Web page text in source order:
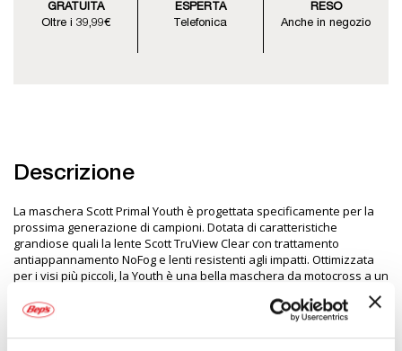
GRATUITA
Oltre i 39,99€
ESPERTA
Telefonica
RESO
Anche in negozio
Descrizione
La maschera Scott Primal Youth è progettata specificamente per la
prossima generazione di campioni. Dotata di caratteristiche
grandiose quali la lente Scott TruView Clear con trattamento
antiappannamento NoFog e lenti resistenti agli impatti. Ottimizzata
per i visi più piccoli, la Youth è una bella maschera da motocross a un